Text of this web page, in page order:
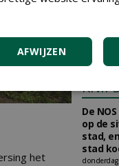
het
aan
De
op de
stad,
stad
AFWIJZEN